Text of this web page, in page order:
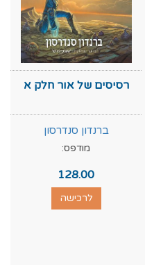
רסיסים של אור חלק א
ברנדון סנדרסון
מודפס:
128.00
לרכישה